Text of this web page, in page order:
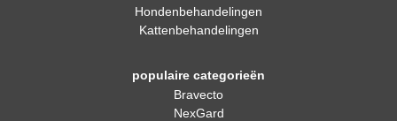
Hondenbehandelingen
Kattenbehandelingen
populaire categorieën
Bravecto
NexGard